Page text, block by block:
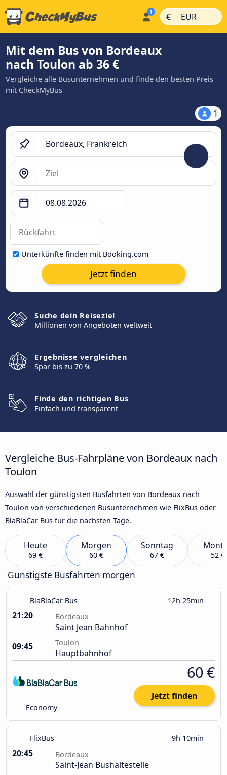
€ | EUR |
Mit dem Bus von Bordeaux
nach Toulon ab 36 €
Vergleiche alle Busunternehmen und finde den besten Preis
mit CheckMyBus
1
Unterkünfte finden mit Booking.com
Jetzt finden
Suche dein Reiseziel
Millionen von Angeboten weltweit
Ergebnisse vergleichen
Spar bis zu 70 %
Finde den richtigen Bus
Einfach und transparent
Vergleiche Bus-Fahrpläne von Bordeaux nach
Toulon
Auswahl der günstigsten Busfahrten von Bordeaux nach
Toulon von verschiedenen Busunternehmen wie FlixBus oder
BlaBlaCar Bus für die nächsten Tage.
Heute
69 €
Morgen
60 €
Sonntag
67 € 52 €
Günstigste Busfahrten morgen
BlaBlaCar Bus 12h 25min
21:20 Bordeaux
Saint Jean Bahnhof
09:45
Toulon
Hauptbahnhof
Economy
60 €
Jetzt finden
FlixBus 9h 10min
20:45 Bordeaux
Saint-Jean Bushaltestelle